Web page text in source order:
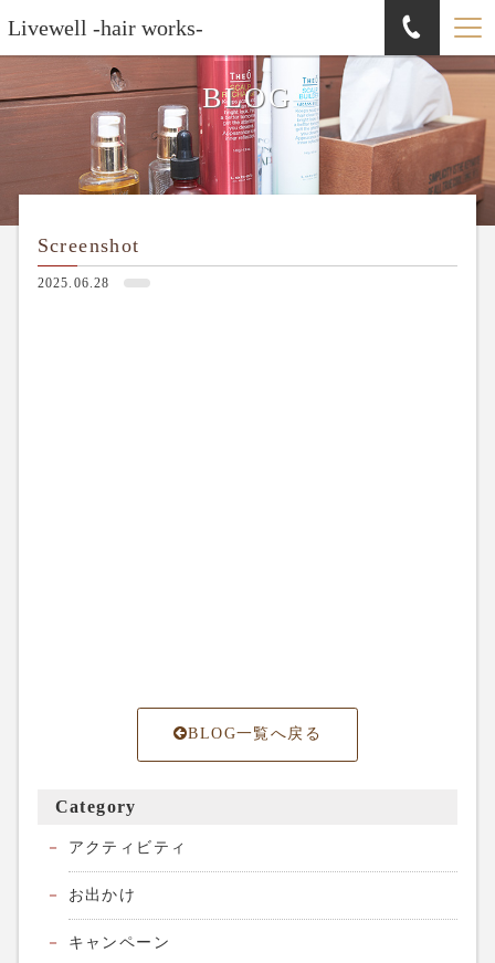
Livewell -hair works-
BLOG
Screenshot
2025.06.28
BLOG一覧へ戻る
Category
アクティビティ
お出かけ
キャンペーン